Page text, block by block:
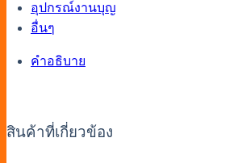
อุปกรณ์งานบุญ
อื่นๆ
คำอธิบาย
สินค้าที่เกี่ยวข้อง